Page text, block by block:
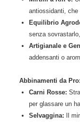
antiossidanti,
Equilibrio
senza
Artigianale e
addensanti o
Abbinamenti da Pro:
Carni Rosse:
per glassare un
Selvaggina: Il